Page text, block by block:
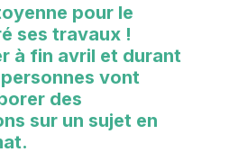
pour le
ses travaux !
à fin avril et durant
vont
des
sur un sujet en